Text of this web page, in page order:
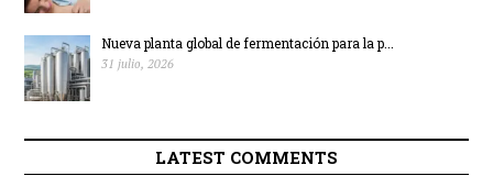
Nueva planta global de fermentación para la p...
31 julio, 2026
LATEST COMMENTS